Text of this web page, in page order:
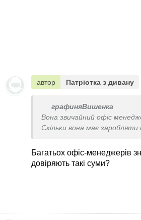
автор Патріотка з дивану
графиняВишенка
Вона звичайний офіс
Скільки вона має
Багатьох офіс-менеджерів
довіряють такі суми?